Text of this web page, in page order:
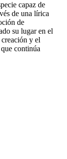
capaz de
de una lírica
de
su lugar en el
y el
continúa